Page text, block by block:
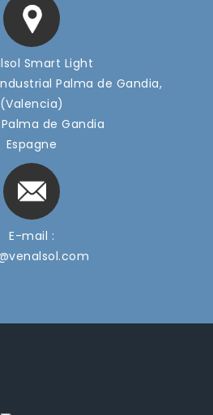
Smart Light
Palma de Gandia,
(Valencia)
de Gandia
Espagne
E-mail :